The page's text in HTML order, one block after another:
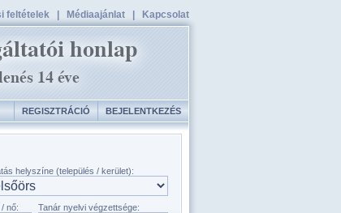
feltételek Médiaajánlat Kapcsolat
REGISZTRÁCIÓ BEJELENTKEZÉS
helyszíne (település / kerület):
nő: Tanár nyelvi végzettsége: